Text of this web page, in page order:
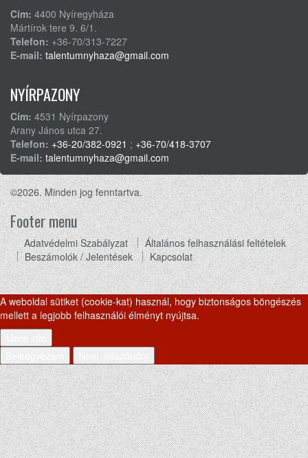
Cím: 4400 Nyíregyháza
Mártírok tere 9. 6/1.
Telefon: +36-70/313-7227
E-mail: talentumnyhaza@gmail.com
NYÍRPAZONY
Cím: 4531 Nyírpazony
Arany János utca 27.
Telefon: +36-20/382-0921 ; +36-70/418-3707
E-mail: talentumnyhaza@gmail.com
©2026. Minden jog fenntartva.
Footer menu
Adatvédelmi Szabályzat
Általános felhasználási feltételek
Beszámolók / Jelentések
Kapcsolat
A weboldal sütiket (cookie-kat) használ, hogy biztonságos böngészés
mellett a legjobb felhasználói élményt nyújtsa.